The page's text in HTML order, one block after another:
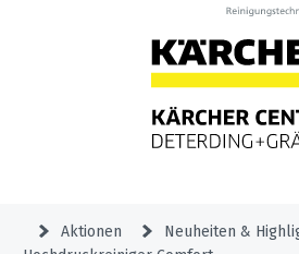
Beratungstermine
Aktionen
Meldung
Unternehmen
Aktionen Neuheiten &